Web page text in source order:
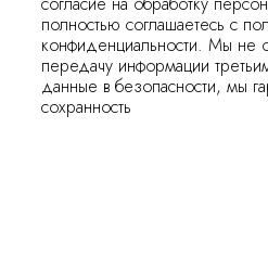
полностью соглашаетесь с
конфиденциальности. Мы не
передачу информации
данные в безопасности, мы
сохранность